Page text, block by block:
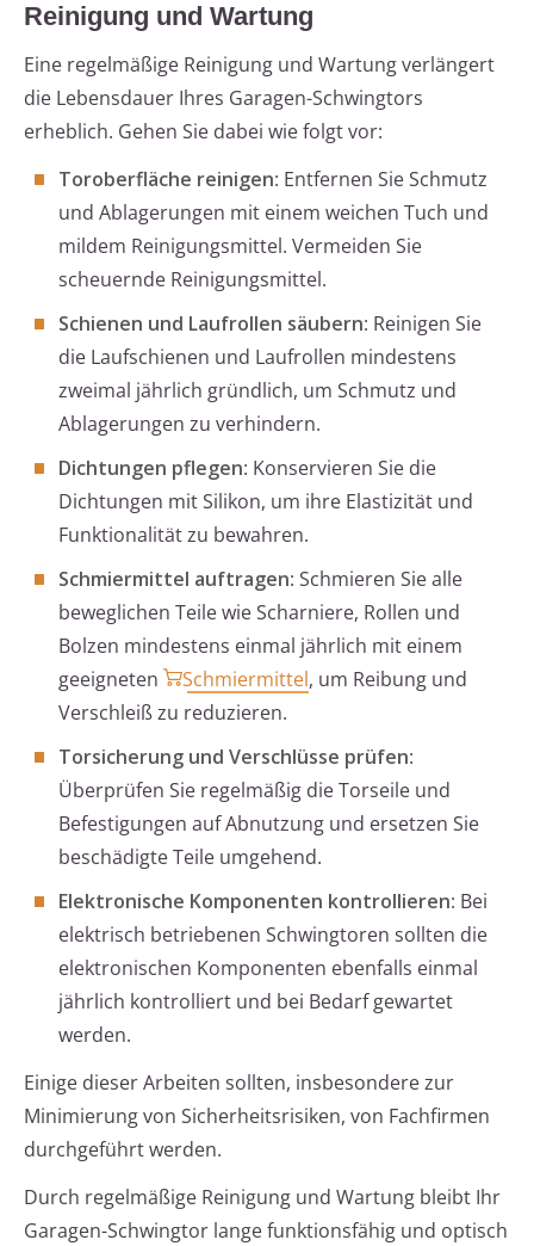
Reinigung und Wartung
Eine regelmäßige Reinigung und Wartung verlängert
die Lebensdauer Ihres Garagen-Schwingtors
erheblich. Gehen Sie dabei wie folgt vor:
Toroberfläche reinigen: Entfernen Sie Schmutz
und Ablagerungen mit einem weichen Tuch und
mildem Reinigungsmittel. Vermeiden Sie
scheuernde Reinigungsmittel.
Schienen und Laufrollen säubern: Reinigen Sie
die Laufschienen und Laufrollen mindestens
zweimal jährlich gründlich, um Schmutz und
Ablagerungen zu verhindern.
Dichtungen pflegen: Konservieren Sie die
Dichtungen mit Silikon, um ihre Elastizität und
Funktionalität zu bewahren.
Schmiermittel auftragen: Schmieren Sie alle
beweglichen Teile wie Scharniere, Rollen und
Bolzen mindestens einmal jährlich mit einem
geeigneten
Schmiermittel, um Reibung und
Verschleiß zu reduzieren.
Torsicherung und Verschlüsse prüfen:
Überprüfen Sie regelmäßig die Torseile und
Befestigungen auf Abnutzung und ersetzen Sie
beschädigte Teile umgehend.
Elektronische Komponenten kontrollieren: Bei
elektrisch betriebenen Schwingtoren sollten die
elektronischen Komponenten ebenfalls einmal
jährlich kontrolliert und bei Bedarf gewartet
werden.
Einige dieser Arbeiten sollten, insbesondere zur
Minimierung von Sicherheitsrisiken, von Fachfirmen
durchgeführt werden.
Durch regelmäßige Reinigung und Wartung bleibt Ihr
Garagen-Schwingtor lange funktionsfähig und optisch